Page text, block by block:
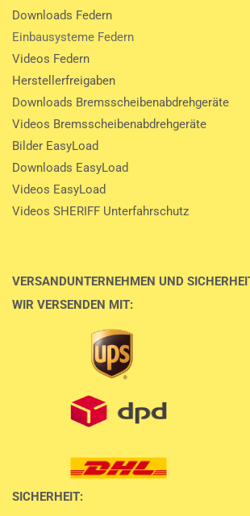
Downloads Federn
Einbausysteme Federn
Videos Federn
Herstellerfreigaben
Downloads Bremsscheibenabdrehgeräte
Videos Bremsscheibenabdrehgeräte
Bilder EasyLoad
Downloads EasyLoad
Videos EasyLoad
Videos SHERIFF Unterfahrschutz
VERSANDUNTERNEHMEN UND
WIR VERSENDEN MIT:
SICHERHEIT: